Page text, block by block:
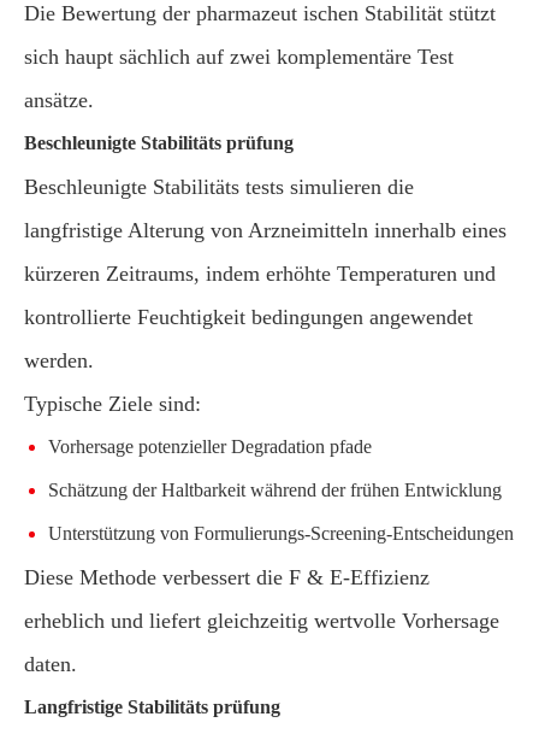
Die Bewertung der pharmazeut ischen Stabilität stützt
sich haupt sächlich auf zwei komplementäre Test
ansätze.
Beschleunigte Stabilitäts prüfung
Beschleunigte Stabilitäts tests simulieren die
langfristige Alterung von Arzneimitteln innerhalb eines
kürzeren Zeitraums, indem erhöhte Temperaturen und
kontrollierte Feuchtigkeit bedingungen angewendet
werden.
Typische Ziele sind:
Vorhersage potenzieller Degradation pfade
Schätzung der Haltbarkeit während der frühen Entwicklung
Unterstützung von Formulierungs-Screening-Entscheidungen
Diese Methode verbessert die F & E-Effizienz
erheblich und liefert gleichzeitig wertvolle Vorhersage
daten.
Langfristige Stabilitäts prüfung